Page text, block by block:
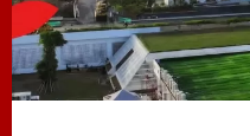
K
t
a
N